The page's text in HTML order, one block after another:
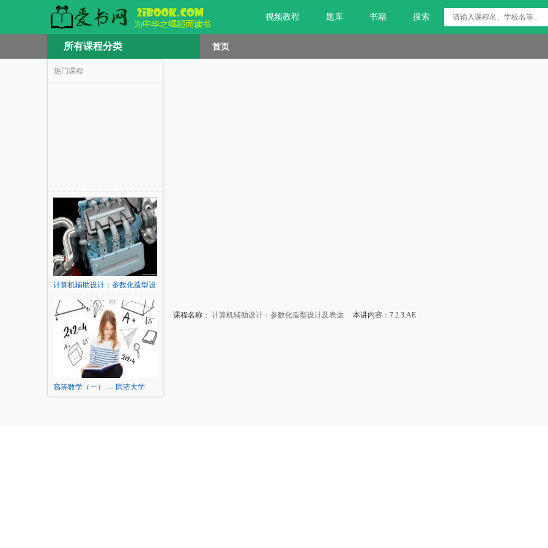
视频教程 题库 书籍 搜索
所有课程分类 首页
热门课程
计算机辅助设计：参数化造型设
高等数学（一） — 同济大学
课程名称： 计算机辅助设计：参数化造型设计及表达 本讲内容：7.2.3.AE